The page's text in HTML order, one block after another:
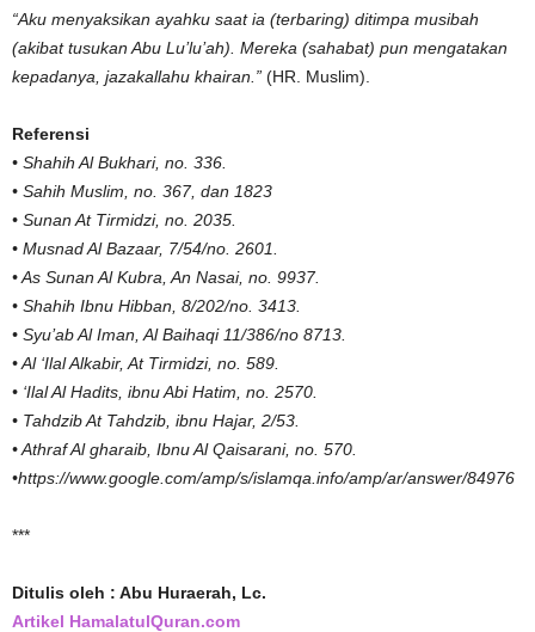
“Aku menyaksikan ayahku saat ia (terbaring) ditimpa musibah
(akibat tusukan Abu Lu’lu’ah). Mereka (sahabat) pun mengatakan
kepadanya, jazakallahu khairan.” (HR. Muslim).
Referensi
• Shahih Al Bukhari, no. 336.
• Sahih Muslim, no. 367, dan 1823
• Sunan At Tirmidzi, no. 2035.
• Musnad Al Bazaar, 7/54/no. 2601.
• As Sunan Al Kubra, An Nasai, no. 9937.
• Shahih Ibnu Hibban, 8/202/no. 3413.
• Syu’ab Al Iman, Al Baihaqi 11/386/no 8713.
• Al ‘Ilal Alkabir, At Tirmidzi, no. 589.
• ‘Ilal Al Hadits, ibnu Abi Hatim, no. 2570.
• Tahdzib At Tahdzib, ibnu Hajar, 2/53.
• Athraf Al gharaib, Ibnu Al Qaisarani, no. 570.
•https://www.google.com/amp/s/islamqa.info/amp/ar/answer/84976
***
Ditulis oleh : Abu Huraerah, Lc.
Artikel HamalatulQuran.com